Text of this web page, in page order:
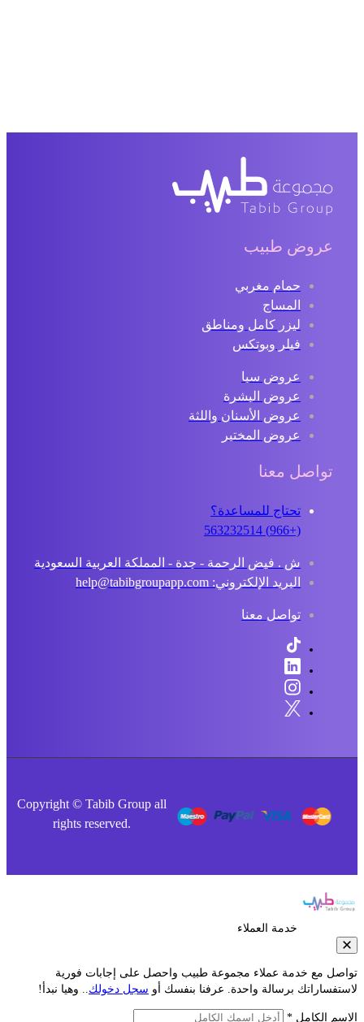
عروض طبيب
حمام مغربي
المساج
ليزر كامل ومناطق
فيلر وبوتكس
عروض سبا
عروض البشرة
عروض الأسنان واللثة
عروض المختبر
تواصل معنا
تحتاج للمساعدة؟
ش . فيض الرحمة - جدة - المملكة العربية السعودية
البريد الإلكتروني: help@tabibgroupapp.com
تواصل معنا
Copyright © Tabib Group all
rights reserved.
خدمة العملاء
مع خدمة عملاء مجموعة طبيب واحصل على إجابات فورية
برسالة واحدة. عرفنا بنفسك أوسجل دخولك.. وهيا نبدأ!
الكامل *